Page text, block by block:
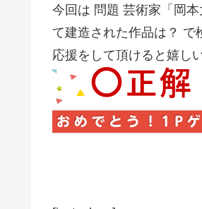
今回は 問題 芸術家「岡
て建造された作品は？ で
応援をして頂けると嬉し